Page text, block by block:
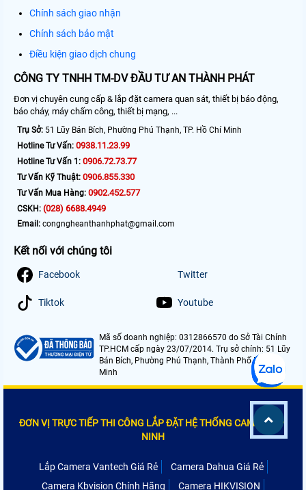
Chính sách giao nhận
Chính sách bảo mật
Điều kiện giao dịch chung
CÔNG TY TNHH TM-DV ĐẦU TƯ AN THÀNH PHÁT
Đơn vị chuyên cung cấp & lắp đặt camera quan sát, thiết bị báo động,
báo cháy, máy chấm công, thiết bị mạng, ...
Trụ Sở: 51 Lũy Bán Bích, Phường Phú Thạnh, TP. Hồ Chí Minh
Hotline Tư Vấn: 0938.11.23.99
Hotline Tư Vấn 1: 0906.72.73.77
Tư Vấn Kỹ Thuật: 0906.855.330
Tư Vấn Mua Hàng: 0902.452.577
CSKH: (028) 6688.4949
Email: congngheanthanhphat@gmail.com
Kết nối với chúng tôi
Facebook Twitter
Tiktok Youtube
Mã số doanh nghiệp: 0312866570 do Sở Tài Chính
TP.HCM cấp ngày 23/07/2014. Trụ sở chính: 51 Lũy
Bán Bích, Phường Phú Thạnh, Thành Phố Hồ Chí
Minh
ĐƠN VỊ TRỰC TIẾP THI CÔNG LẮP ĐẶT HỆ THỐNG CAMERA AN
NINH
Lắp Camera Vantech Giá Rẻ
Camera Dahua Giá Rẻ
Camera Kbvision Chính Hãng
Camera HIKVISION